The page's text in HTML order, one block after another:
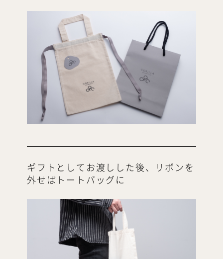
ギフトとしてお渡しした後、リボンを
外せばトートバッグに